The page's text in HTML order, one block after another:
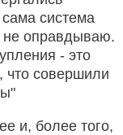
система
не оправдываю.
- это
что совершили
и, более того,